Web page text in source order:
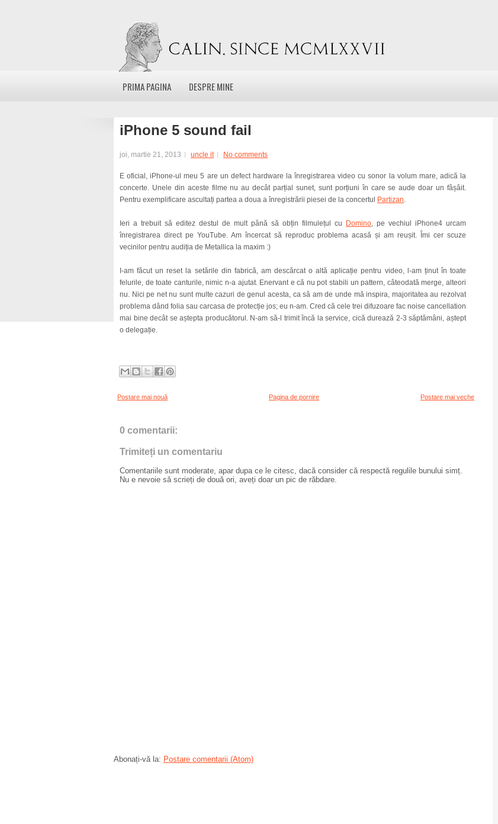
PRIMA PAGINA DESPRE MINE
iPhone 5 sound fail
joi, martie 21, 2013 uncle it No comments
E oficial, iPhone-ul meu 5 are un defect hardware la înregistrarea video cu sonor la volum mare, adică la
concerte. Unele din aceste filme nu au decât parțial sunet, sunt porțiuni în care se aude doar un fâșâit.
Pentru exemplificare ascultați partea a doua a înregistrării piesei de la concertul
Partizan.
Ieri a trebuit să editez destul de mult până să obțin filmulețul cu Domino, pe vechiul iPhone4 urcam
înregistrarea direct pe YouTube. Am încercat să reproduc problema acasă și am reușit. Îmi cer scuze
vecinilor pentru audiția de Metallica la maxim :)
I-am făcut un reset la setările din fabrică, am descărcat o altă aplicație pentru video, l-am ținut în toate
felurile, de toate canturile, nimic n-a ajutat. Enervant e că nu pot stabili un pattern, câteodată merge, alteori
nu. Nici pe net nu sunt multe cazuri de genul acesta, ca să am de unde mă inspira, majoritatea au rezolvat
problema dând folia sau carcasa de protecție jos; eu n-am. Cred că cele trei difuzoare fac noise cancellation
mai bine decât se aștepta producătorul. N-am să-l trimit încă la service, cică durează 2-3 săptămâni, aștept
o delegație.
Postare mai nouă Postare mai veche
Pagina de pornire
0 comentarii:
Trimiteți un comentariu
Comentariile sunt moderate, apar dupa ce le citesc, dacă consider că respectă regulile bunului simț.
Nu e nevoie să scrieți de două ori, aveți doar un pic de răbdare.
Abonați-vă la: Postare comentarii (Atom)